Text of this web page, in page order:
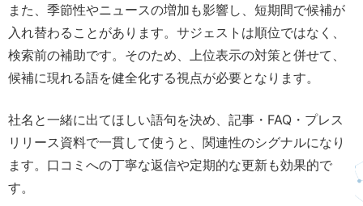
また、季節性やニュースの増加も影響し、短期間で候補が
入れ替わることがあります。サジェストは順位ではなく、
検索前の補助です。そのため、上位表示の対策と併せて、
候補に現れる語を健全化する視点が必要となります。
社名と一緒に出てほしい語句を決め、記事・FAQ・プレス
リリース資料で一貫して使うと、関連性のシグナルになり
ます。口コミへの丁寧な返信や定期的な更新も効果的で
す。